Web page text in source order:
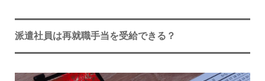
派遣社員は再就職手当を受給できる？